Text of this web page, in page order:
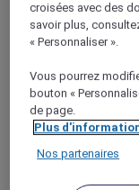
croisées avec des
savoir plus,
« Personnaliser ».
Vous pourrez
bouton «
de page.
Plus
Nos partenaires